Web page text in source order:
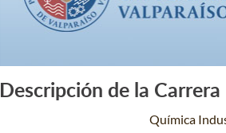
Leer Más +
Descripción de la Carrera
Química